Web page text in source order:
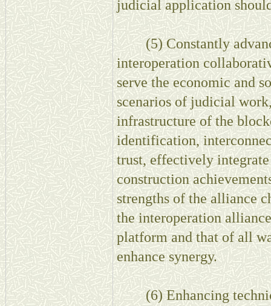
judicial application
(5) Constantly
interoperation
serve the economic and
scenarios of judicial
infrastructure of the
identification,
trust, effectively
construction
strengths of the alliance
the interoperation
platform and that of all
enhance synergy.
(6) Enhancing